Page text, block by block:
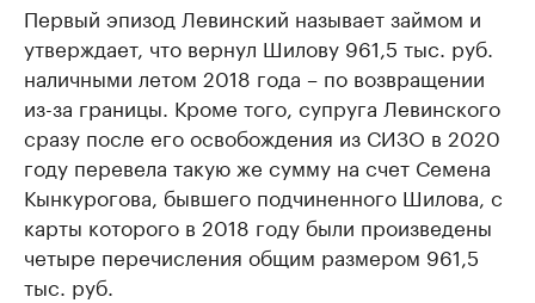
Первый эпизод Левинский называет займом и
утверждает, что вернул Шилову 961,5 тыс. руб.
наличными летом 2018 года – по возвращении
из-за границы. Кроме того, супруга Левинского
сразу после его освобождения из СИЗО в 2020
году перевела такую же сумму на счет Семена
Кынкурогова, бывшего подчиненного Шилова, с
карты которого в 2018 году были произведены
четыре перечисления общим размером 961,5
тыс. руб.